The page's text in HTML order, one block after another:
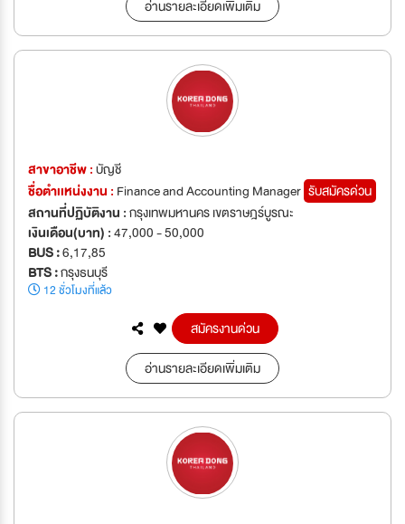
อ่านรายละเอียดเพิ่มเติม
สาขาอาชีพ :บัญชี
ชื่อตำเเหน่งงาน : Finance and Accounting Manager รับสมัครด่วน
สถานที่ปฏิบัติงาน :กรุงเทพมหานคร เขตราษฎร์บูรณะ
เงินเดือน(บาท) :47,000 - 50,000
BUS :6,17,85
BTS :กรุงธนบุรี
12 ชั่วโมงที่แล้ว
สมัครงานด่วน
อ่านรายละเอียดเพิ่มเติม